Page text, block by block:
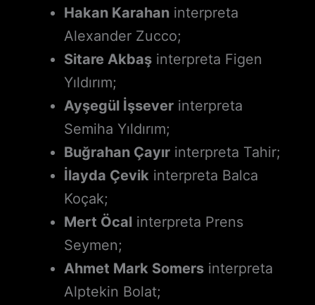
Hakan Karahaninterpreta
Alexander Zucco;
Sitare Akbaşinterpreta Figen
Yıldırım;
Ayşegül İşseverinterpreta
Semiha Yıldırım;
Buğrahan Çayırinterpreta Tahir;
İlayda Çevik interpreta Balca
Koçak;
Mert Öcalinterpreta Prens
Seymen;
Ahmet Mark Somersinterpreta
Alptekin Bolat;